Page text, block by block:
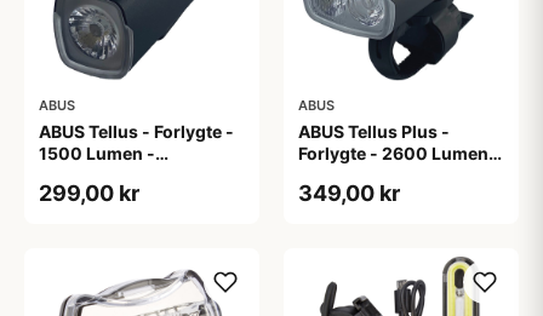
ABUS
ABUS Tellus - Forlygte -
1500 Lumen -
299,00 kr
ABUS
ABUS Tellus Plus -
Forlygte - 2600 Lumen -
Powerbank
349,00 kr